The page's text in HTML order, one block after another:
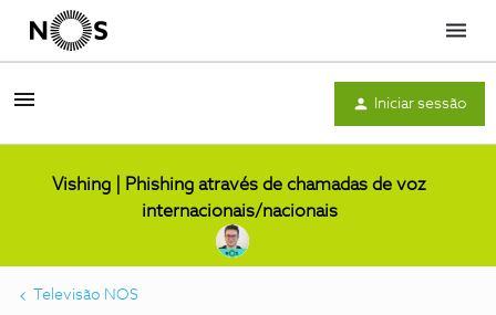
Menu
Iniciar sessão
Vishing | Phishing através de chamadas de voz
internacionais/nacionais
Televisão NOS